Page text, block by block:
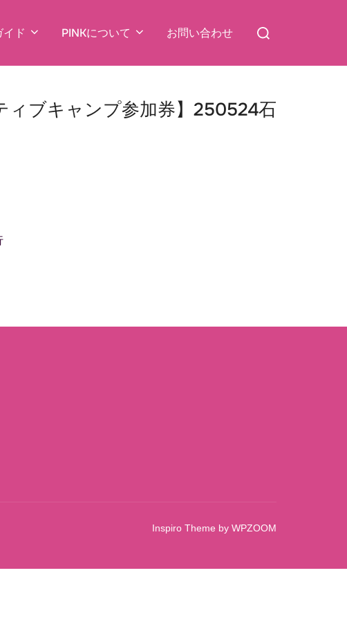
ド PINKについて お問い合わせ
対
ィブキャンプ参加券】250524石
Inspiro Theme by WPZOOM